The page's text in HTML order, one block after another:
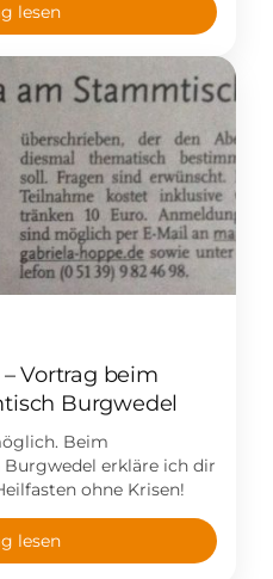
lesen
Vortrag beim
Burgwedel
Beim
erkläre ich dir
ohne Krisen!
lesen